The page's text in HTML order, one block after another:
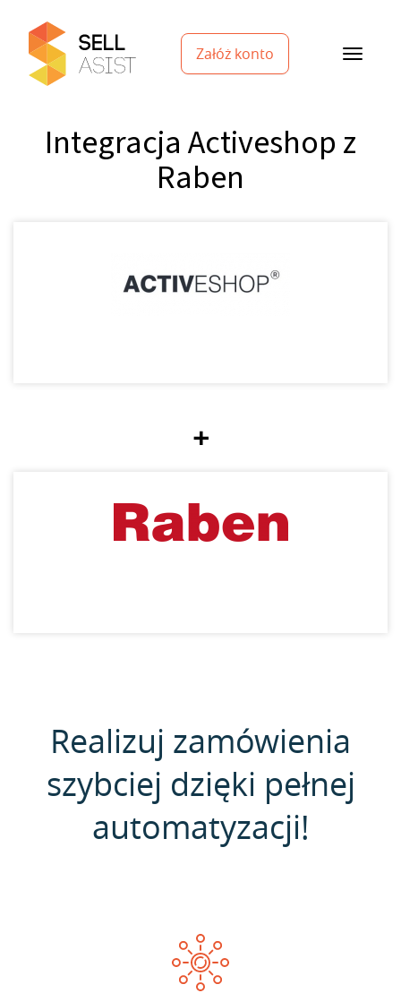
Załóż konto
Integracja Activeshop z
Raben
+
Realizuj zamówienia
szybciej dzięki pełnej
automatyzacji!